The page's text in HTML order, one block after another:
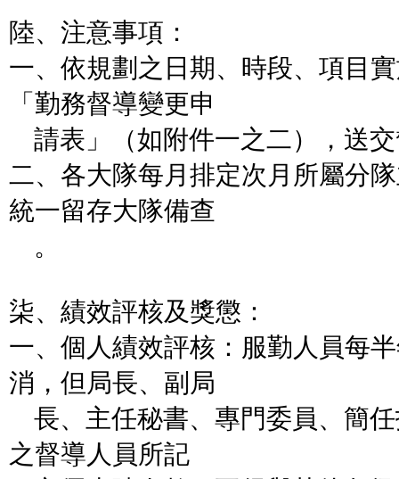
陸、注意事項：
一、依規劃之日期、時段、項目
「勤務督導變更申
請表」（如附件一之二），送
二、各大隊每月排定次月所屬分
統一留存大隊備查
。
柒、績效評核及獎懲：
一、個人績效評核：服勤人員每
消，但局長、副局
長、主任秘書、專門委員、簡
之督導人員所記